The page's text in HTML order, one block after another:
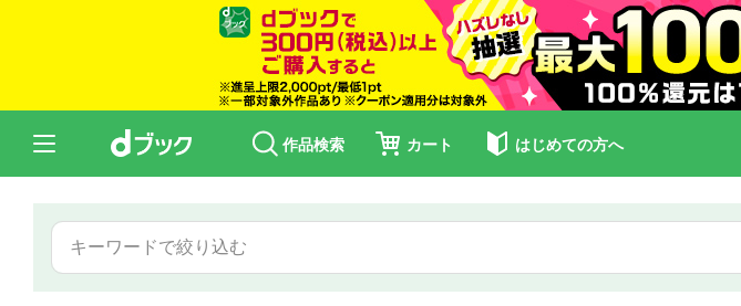
作品検索 カート はじめての方へ